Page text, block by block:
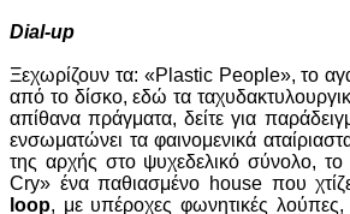
Dial-up
Ξεχωρίζουν τα: «Plastic People», το
από το δίσκο, εδώ τα
απίθανα πράγματα, δείτε για
ενσωματώνει τα φαινομενικά
της αρχής στο ψυχεδελικό σύνολο,
Cry» ένα παθιασμένο house που
loop, με υπέροχες φωνητικές λούπες,